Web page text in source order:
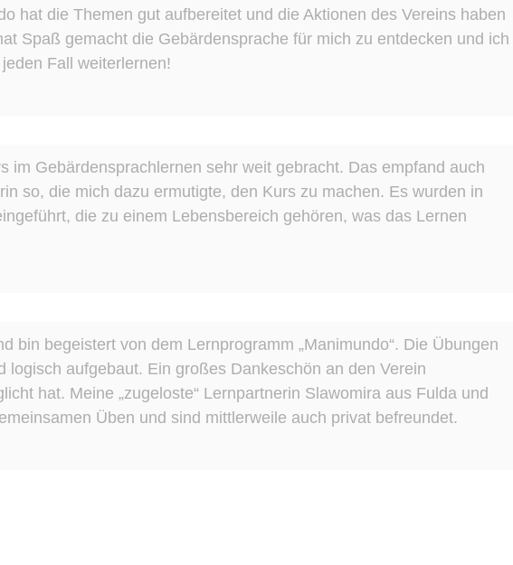
hat die Themen gut aufbereitet und die Aktionen des Vereins haben
Spaß gemacht die Gebärdensprache für mich zu entdecken und ich
Fall weiterlernen!
im Gebärdensprachlernen sehr weit gebracht. Das empfand auch
so, die mich dazu ermutigte, den Kurs zu machen. Es wurden in
die zu einem Lebensbereich gehören, was das Lernen
bin begeistert von dem Lernprogramm „Manimundo“. Die Übungen
logisch aufgebaut. Ein großes Dankeschön an den Verein
hat. Meine „zugeloste“ Lernpartnerin Slawomira aus Fulda und
Üben und sind mittlerweile auch privat befreundet.